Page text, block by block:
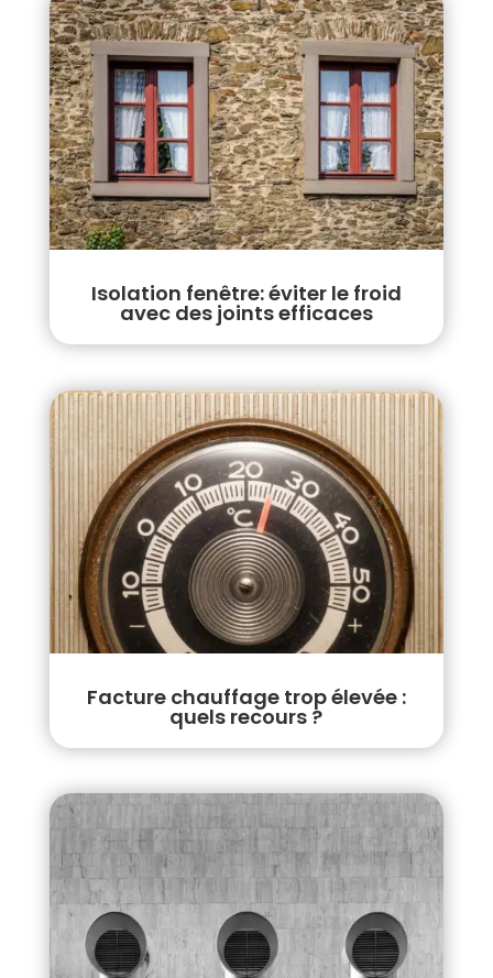
Isolation fenêtre: éviter le froid
avec des joints efficaces
Facture chauffage trop élevée :
quels recours ?